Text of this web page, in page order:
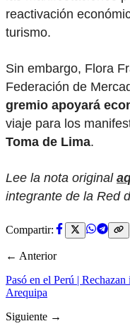
reactivación
turismo.
Sin embargo, Flora
Federación de
gremio apoyará
viaje para los
Toma de Lima.
Lee la nota original
integrante de la Red
Compartir:
← Anterior
Pasó en el Perú |
Arequipa
Siguiente →